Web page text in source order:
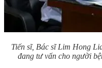
Tiến sĩ, Bác sĩ Lim Hong
đang tư vấn cho người